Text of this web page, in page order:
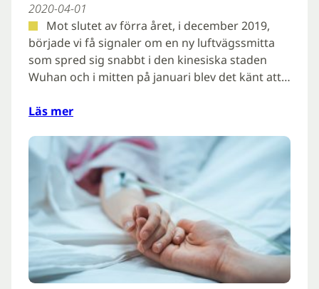
2020-04-01
Mot slutet av förra året, i december 2019,
började vi få signaler om en ny luftvägssmitta
som spred sig snabbt i den kinesiska staden
Wuhan och i mitten på januari blev det känt att…
Läs mer